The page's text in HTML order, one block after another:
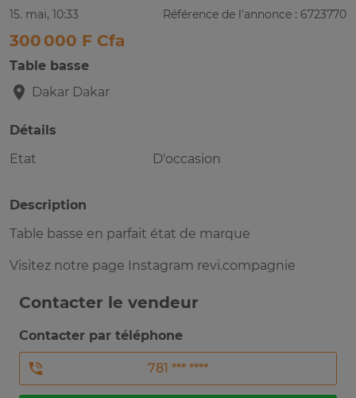
15. mai, 10:33 Référence de l'annonce : 6723770
300 000 F Cfa
Table basse
Dakar Dakar
Détails
Etat
D'occasion
Description
Table basse en parfait état de marque
Visitez notre page Instagram revi.compagnie
Contacter le vendeur
Contacter par téléphone
781 *** ****